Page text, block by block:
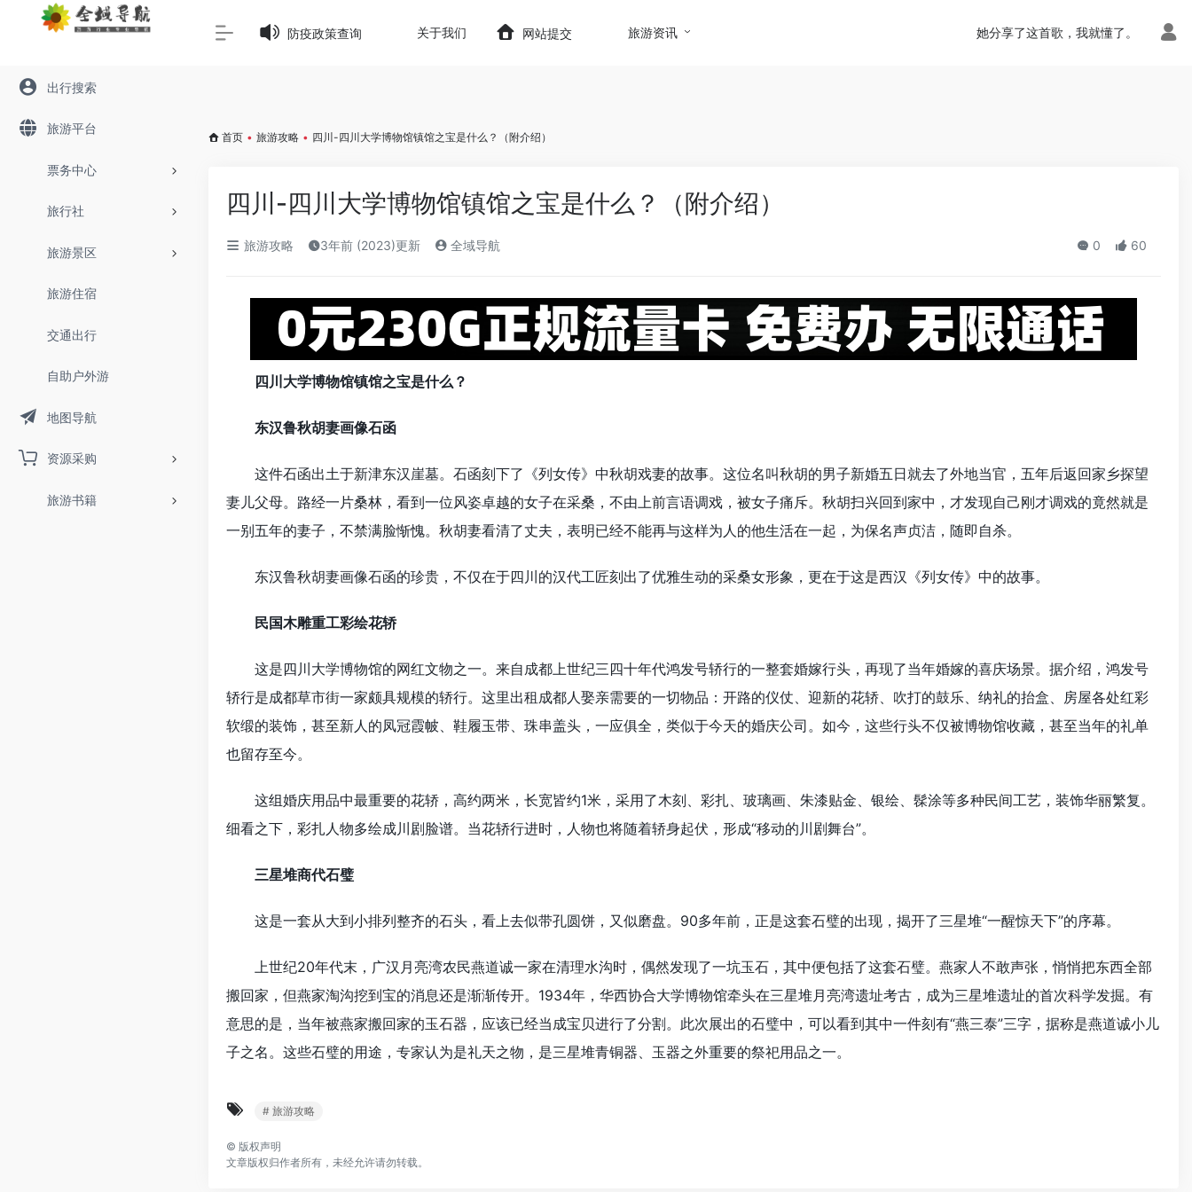
Warning: Array to string conversion in/www/wwwroot/645t.com/wp-content/themes/onenav/inc/wp-optimization.php
出行搜索
旅游平台
票务中心
旅行社
旅游景区
旅游住宿
交通出行
自助户外游
地图导航
资源采购
旅游书籍
防疫政策查询 关于我们 网站提交 旅游资讯 她分享了这首歌，我就懂了。
首页 • 旅游攻略 • 四川-四川大学博物馆镇馆之宝是什么？（附介绍）
四川-四川大学博物馆镇馆之宝是什么？（附介绍）
旅游攻略 3年前 (2023)更新 全域导航 0 60
四川大学博物馆镇馆之宝是什么？
东汉鲁秋胡妻画像石函
这件石函出土于新津东汉崖墓。石函刻下了《列女传》中秋胡戏妻的故事。这位名叫秋胡的男子新婚五日就去了外地当官，五年后返回家乡探望
妻儿父母。路经一片桑林，看到一位风姿卓越的女子在采桑，不由上前言语调戏，被女子痛斥。秋胡扫兴回到家中，才发现自己刚才调戏的竟然就是
一别五年的妻子，不禁满脸惭愧。秋胡妻看清了丈夫，表明已经不能再与这样为人的他生活在一起，为保名声贞洁，随即自杀。
东汉鲁秋胡妻画像石函的珍贵，不仅在于四川的汉代工匠刻出了优雅生动的采桑女形象，更在于这是西汉《列女传》中的故事。
民国木雕重工彩绘花轿
这是四川大学博物馆的网红文物之一。来自成都上世纪三四十年代鸿发号轿行的一整套婚嫁行头，再现了当年婚嫁的喜庆场景。据介绍，鸿发号
轿行是成都草市街一家颇具规模的轿行。这里出租成都人娶亲需要的一切物品：开路的仪仗、迎新的花轿、吹打的鼓乐、纳礼的抬盒、房屋各处红彩
软缎的装饰，甚至新人的凤冠霞帔、鞋履玉带、珠串盖头，一应俱全，类似于今天的婚庆公司。如今，这些行头不仅被博物馆收藏，甚至当年的礼单
也留存至今。
这组婚庆用品中最重要的花轿，高约两米，长宽皆约1米，采用了木刻、彩扎、玻璃画、朱漆贴金、银绘、髹涂等多种民间工艺，装饰华丽繁复。
细看之下，彩扎人物多绘成川剧脸谱。当花轿行进时，人物也将随着轿身起伏，形成“移动的川剧舞台”。
三星堆商代石璧
这是一套从大到小排列整齐的石头，看上去似带孔圆饼，又似磨盘。90多年前，正是这套石璧的出现，揭开了三星堆“一醒惊天下”的序幕。
上世纪20年代末，广汉月亮湾农民燕道诚一家在清理水沟时，偶然发现了一坑玉石，其中便包括了这套石璧。燕家人不敢声张，悄悄把东西全部
搬回家，但燕家淘沟挖到宝的消息还是渐渐传开。1934年，华西协合大学博物馆牵头在三星堆月亮湾遗址考古，成为三星堆遗址的首次科学发掘。有
意思的是，当年被燕家搬回家的玉石器，应该已经当成宝贝进行了分割。此次展出的石璧中，可以看到其中一件刻有“燕三泰”三字，据称是燕道诚小儿
子之名。这些石璧的用途，专家认为是礼天之物，是三星堆青铜器、玉器之外重要的祭祀用品之一。
# 旅游攻略
© 版权声明
文章版权归作者所有，未经允许请勿转载。